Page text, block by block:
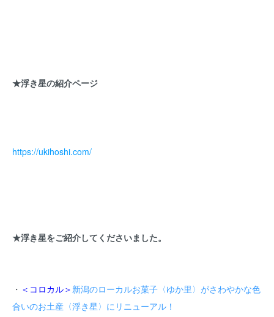
★浮き星の紹介ページ
https://ukihoshi.com/
★浮き星をご紹介してくださいました。
・ ＜コロカル＞ 新潟のローカルお菓子〈ゆか里〉がさわやかな色
合いのお土産〈浮き星〉にリニューアル！